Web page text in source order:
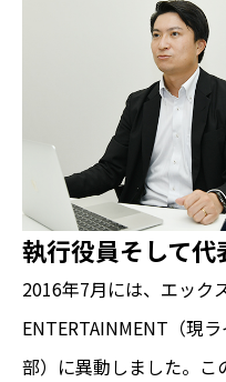
執行役員そして代
2016年7月には、エック
ENTERTAINMENT（現
部）に異動しました。こ